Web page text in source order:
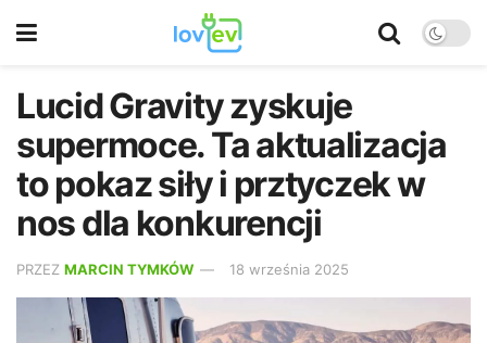
Lucid Gravity zyskuje
supermoce. Ta aktualizacja
to pokaz siły i prztyczek w
nos dla konkurencji
PRZEZ MARCIN TYMKÓW 18 września 2025